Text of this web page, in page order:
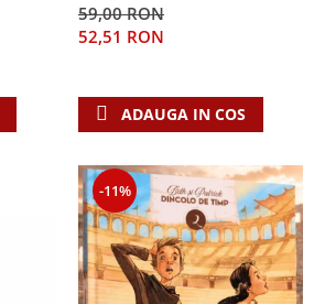
59,00 RON
52,51 RON
ADAUGA IN COS
-11%